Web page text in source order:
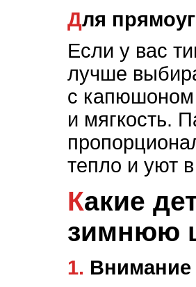
Для
Если у вас
лучше
с капюшоном
и мягкость.
тепло и уют
Какие детали и аксессуары помогут сделать
зимнюю
1.